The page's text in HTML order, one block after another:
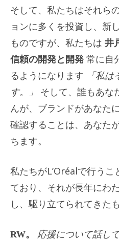
そして、私たちはそれら
ョンに多くを投資し、新
ものですが、私たちは 井
信頼の開発と開発 常に自
るようになります
「私
す。」
そして、誰もあな
んが、ブランドがあなた
確認することは、あなた
ちます。
私たちがL’Oréalで行う
ており、それが長年にわ
し、駆り立てられてきた
RW。
応援について話し